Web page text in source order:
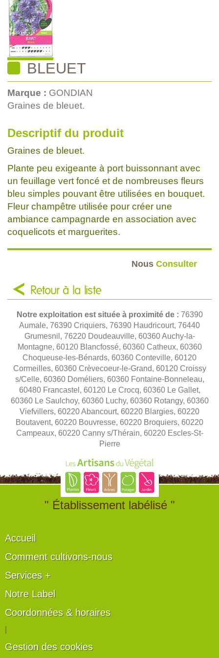
BLEUET
Marque : GONDIAN
Graines de bleuet.
Descriptif du produit
Graines de bleuet.
Plante peu exigeante à port buissonnant avec
un feuillage vert foncé et de nombreuses fleurs
bleu simples pouvant être utilisées en bouquet.
Fleur champêtre utilisée pour créer une
ambiance campagnarde en association avec
coquelicots et marguerites.
Nous Consulter
Retour à la liste
Notre exploitation est située à proximité de : 76390
Aumale, 76390 Criquiers, 76390 Haudricourt, 76440
Grumesnil, 76220 Doudeauville, 60360 Auchy-la-
Montagne, 60120 Blancfossé, 60360 Catheux, 60360
Choqueuse-les-Bénards, 60360 Conteville, 60120
Cormeilles, 60360 Crèvecoeur-le-Grand, 60120 Croissy
s/Celle, 60360 Doméliers, 60360 Fontaine-Bonneleau,
60480 Francastel, 60120 Le Crocq, 60360 Le Gallet,
60360 Le Saulchoy, 60360 Luchy, 60360 Rotangy, 60360
Viefvillers, 60220 Abancourt, 60220 Blargies, 60220
Boutavent, 60220 Bouvresse, 60220 Broquiers, 60220
Campeaux, 60220 Canny s/Thérain, 60220 Escles-St-
Pierre
" Établissement labélisé "
Accueil
Comment cultivons-nous
Services +
Notre Label
Coordonnées & horaires
Gestion des cookies